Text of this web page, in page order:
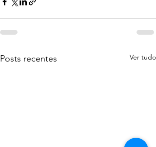
Posts recentes Ver tudo